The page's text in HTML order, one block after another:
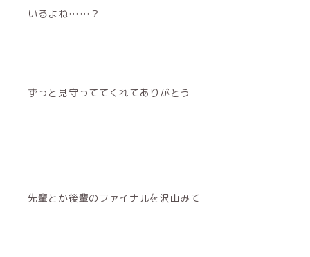
いるよね……？
ずっと見守っててくれてありがとう
先輩とか後輩のファイナルを沢山みて